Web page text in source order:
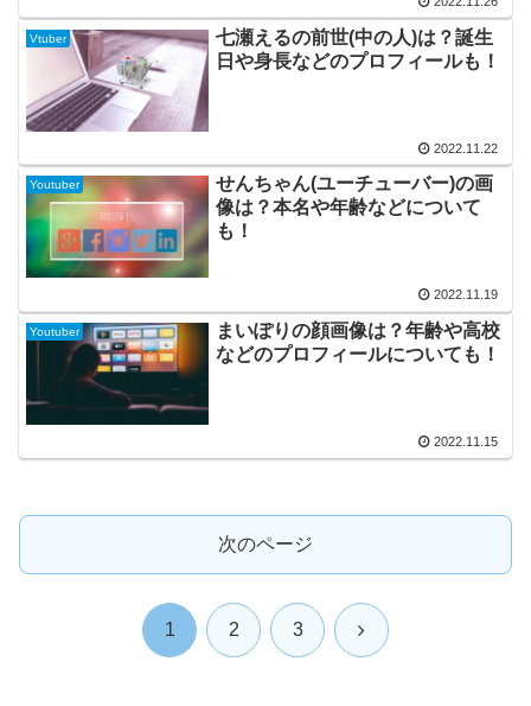
Vtuber
七瀬えるの前世(中の人)は？誕生
日や身長などのプロフィールも！
2022.11.22
Youtuber
せんちゃん(ユーチューバー)の画
像は？本名や年齢などについて
も！
2022.11.19
Youtuber
まいぽりの顔画像は？年齢や高校
などのプロフィールについても！
2022.11.15
次のページ
1 2 3 次